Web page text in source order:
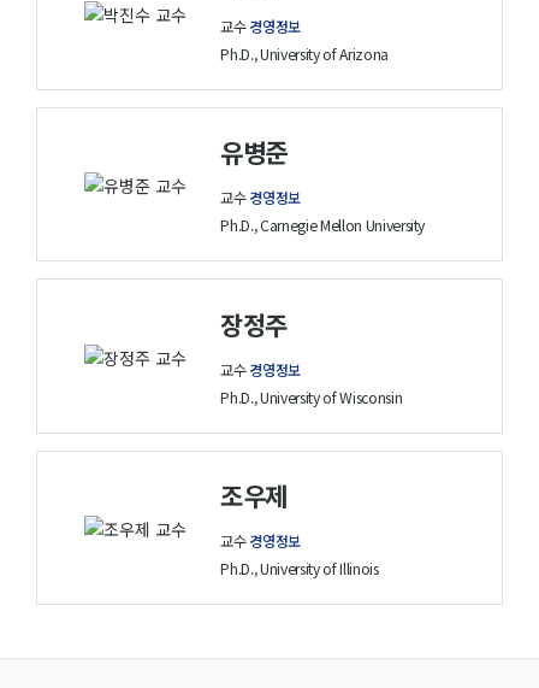
교수경영정보
Ph.D., University of Arizona
유병준
교수경영정보
Ph.D., Carnegie Mellon University
장정주
교수경영정보
Ph.D., University of Wisconsin
조우제
교수경영정보
Ph.D., University of Illinois